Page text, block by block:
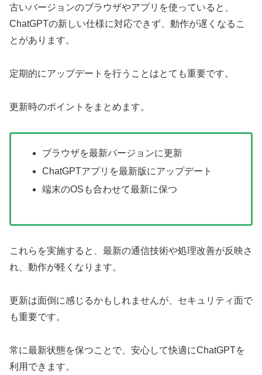
古いバージョンのブラウザやアプリを使っていると、
ChatGPTの新しい仕様に対応できず、動作が遅くなるこ
とがあります。
定期的にアップデートを行うことはとても重要です。
更新時のポイントをまとめます。
ブラウザを最新バージョンに更新
ChatGPTアプリを最新版にアップデート
端末のOSも合わせて最新に保つ
これらを実施すると、最新の通信技術や処理改善が反映さ
れ、動作が軽くなります。
更新は面倒に感じるかもしれませんが、セキュリティ面で
も重要です。
常に最新状態を保つことで、安心して快適にChatGPTを
利用できます。